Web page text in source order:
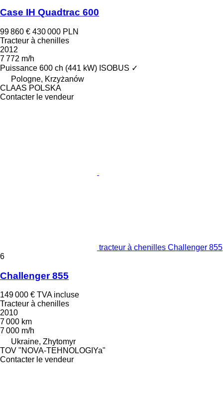
Case IH Quadtrac 600
99 860 € 430 000 PLN
Tracteur à chenilles
2012
7 772 m/h
Puissance 600 ch (441 kW) ISOBUS ✓
Pologne, Krzyżanów
CLAAS POLSKA
Contacter le vendeur
tracteur à chenilles Challenger 855
6
Challenger 855
149 000 € TVA incluse
Tracteur à chenilles
2010
7 000 km
7 000 m/h
Ukraine, Zhytomyr
TOV "NOVA-TEHNOLOGIYa"
Contacter le vendeur